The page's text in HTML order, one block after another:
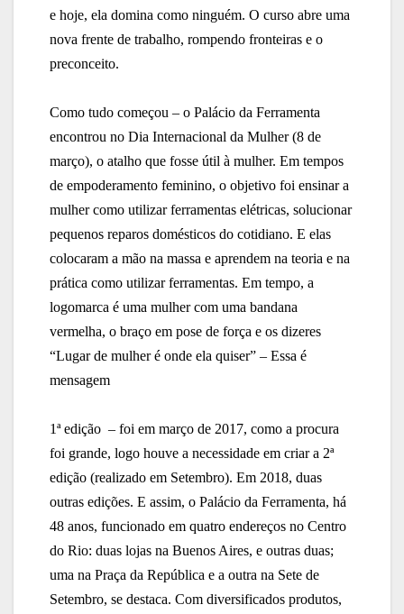
e hoje, ela domina como ninguém. O curso abre uma
nova frente de trabalho, rompendo fronteiras e o
preconceito.
Como tudo começou – o Palácio da Ferramenta
encontrou no Dia Internacional da Mulher (8 de
março), o atalho que fosse útil à mulher. Em tempos
de empoderamento feminino, o objetivo foi ensinar a
mulher como utilizar ferramentas elétricas, solucionar
pequenos reparos domésticos do cotidiano. E elas
colocaram a mão na massa e aprendem na teoria e na
prática como utilizar ferramentas. Em tempo, a
logomarca é uma mulher com uma bandana
vermelha, o braço em pose de força e os dizeres
“Lugar de mulher é onde ela quiser” – Essa é
mensagem
1ª edição – foi em março de 2017, como a procura
foi grande, logo houve a necessidade em criar a 2ª
edição (realizado em Setembro). Em 2018, duas
outras edições. E assim, o Palácio da Ferramenta, há
48 anos, funcionado em quatro endereços no Centro
do Rio: duas lojas na Buenos Aires, e outras duas;
uma na Praça da República e a outra na Sete de
Setembro, se destaca. Com diversificados produtos,